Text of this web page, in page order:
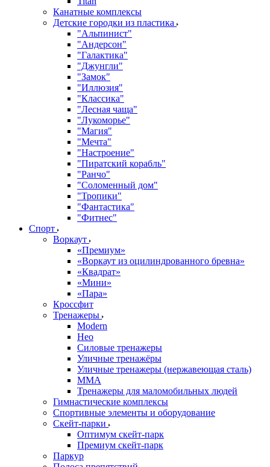
Канатные комплексы
Детские городки из пластика
"Альпинист"
"Андерсон"
"Галактика"
"Джунгли"
"Замок"
"Иллюзия"
"Классика"
"Лесная чаща"
"Лукоморье"
"Магия"
"Мечта"
"Настроение"
"Пиратский корабль"
"Ранчо"
"Соломенный дом"
"Тропики"
"Фантастика"
"Фитнес"
Спорт
Воркаут
«Премиум»
«Воркаут из оцилиндрованного бревна»
«Квадрат»
«Мини»
«Пара»
Кроссфит
Тренажеры
Modern
Нео
Силовые тренажеры
Уличные тренажёры
Уличные тренажеры (нержавеющая сталь)
ММА
Тренажеры для маломобильных людей
Гимнастические комплексы
Спортивные элементы и оборудование
Скейт-парки
Оптимум скейт-парк
Премиум скейт-парк
Паркур